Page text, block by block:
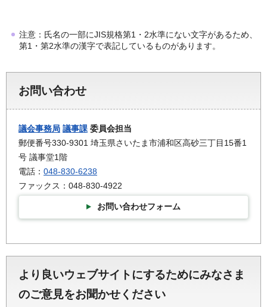
注意：氏名の一部にJIS規格第1・2水準にない文字があるため、
第1・第2水準の漢字で表記しているものがあります。
お問い合わせ
議会事務局 議事課 委員会担当
郵便番号330-9301 埼玉県さいたま市浦和区高砂三丁目15番1
号 議事堂1階
電話： 048-830-6238
ファックス：048-830-4922
お問い合わせフォーム
より良いウェブサイトにするためにみなさま
のご意見をお聞かせください